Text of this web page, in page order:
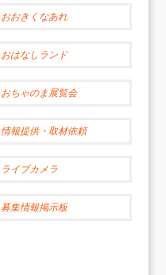
おおきくなあれ
おはなしランド
おちゃのま展覧会
情報提供・取材依頼
ライブカメラ
募集情報掲示板